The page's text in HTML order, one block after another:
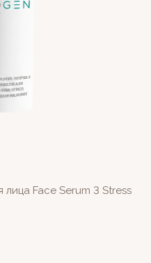
Face Serum 3 Stress